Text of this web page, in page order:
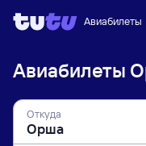
Авиабилеты
Авиабилеты
Откуда